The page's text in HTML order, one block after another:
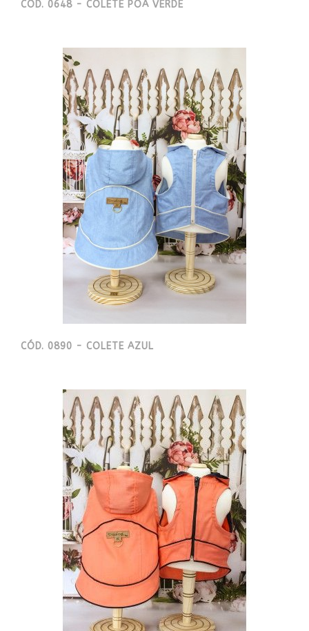
CÓD. 0648 - COLETE POÁ VERDE
CÓD. 0890 - COLETE AZUL